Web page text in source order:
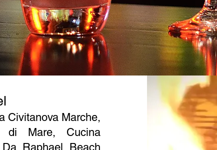
Civitanova Marche,
di Mare, Cucina
Raphael Beach